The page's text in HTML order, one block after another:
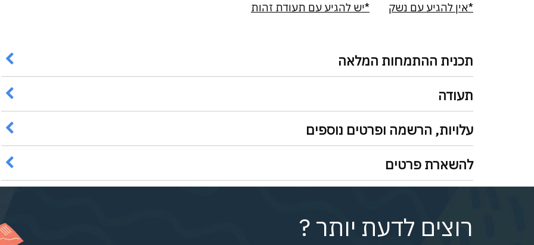
*אין להגיע עם נשק *יש להגיע עם תעודת זהות
תכנית ההתמחות המלאה
תעודה
עלויות, הרשמה ופרטים נוספים
להשארת פרטים
רוצים לדעת יותר ?